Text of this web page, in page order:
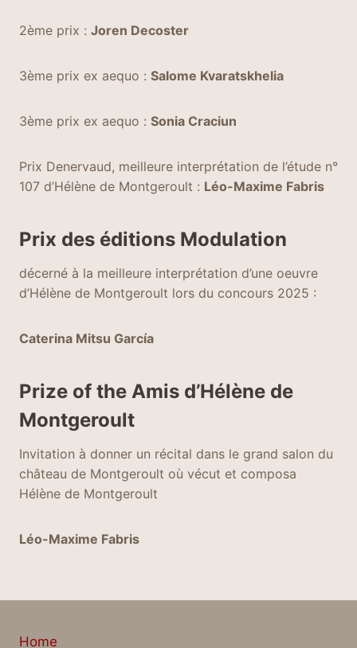
2ème prix : Joren Decoster
3ème prix ex aequo : Salome Kvaratskhelia
3ème prix ex aequo : Sonia Craciun
Prix Denervaud, meilleure interprétation de l’étude n°
107 d’Hélène de Montgeroult : Léo-Maxime Fabris
Prix des éditions Modulation
décerné à la meilleure interprétation d’une oeuvre
d’Hélène de Montgeroult lors du concours 2025 :
Caterina Mitsu García
Prize of the Amis d’Hélène de
Montgeroult
Invitation à donner un récital dans le grand salon du
château de Montgeroult où vécut et composa
Hélène de Montgeroult
Léo-Maxime Fabris
Home